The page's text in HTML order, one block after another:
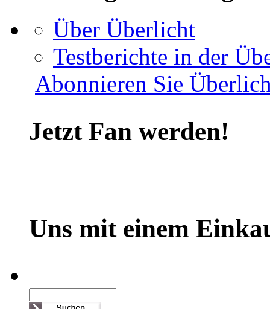
Über Überlicht
Testberichte in der
Abonnieren Sie
Jetzt Fan werden!
Uns mit einem